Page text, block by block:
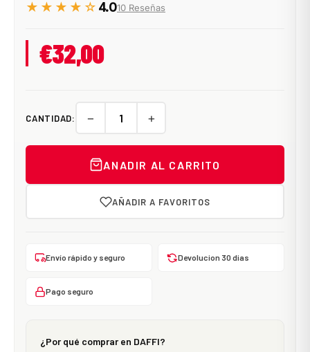
★★★★☆ 4.010 Reseñas
€32,00
CANTIDAD: − +
ANADIR AL CARRITO
AÑADIR A FAVORITOS
Envío rápido y seguro Devolucion 30 dias
Pago seguro
¿Por qué comprar en DAFFI?